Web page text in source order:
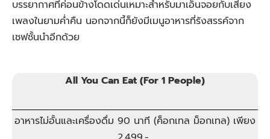
บรรยากาศที่ค่อนข้างโดดเด่นเหมาะสำหรับมาเอ็นจอยกับเสียง
เพลงในยามค่ำคืน นอกจากนี้ก็ยังมีเมนูอาหารที่รังสรรค์จาก
เชฟชั้นนำอีกด้วย
All You Can Eat (For 1 People)
อาหารไม่อั้นและเครื่องดื่ม 90 นาที (ค็อกเทล ม็อกเทล) เพียง